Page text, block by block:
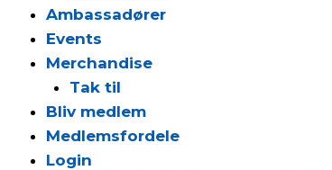
Ambassadører
Events
Merchandise
Tak til
Bliv medlem
Medlemsfordele
Login